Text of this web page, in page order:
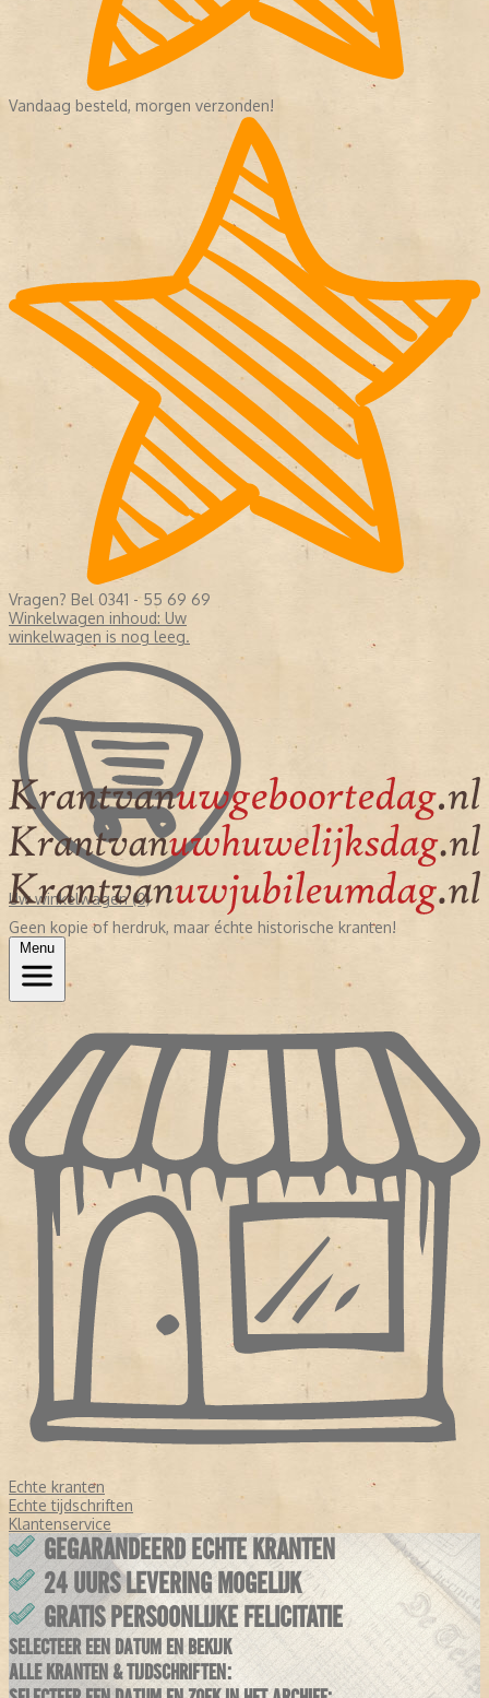
Vandaag besteld, morgen verzonden!
Vragen? Bel 0341 - 55 69 69
Winkelwagen inhoud: Uw
winkelwagen is nog leeg.
Uw winkelwagen (0)
Geen kopie of herdruk, maar échte historische kranten!
Menu
Echte kranten
Echte tijdschriften
Klantenservice
GEGARANDEERD ECHTE KRANTEN
24 UURS LEVERING MOGELIJK
GRATIS PERSOONLIJKE FELICITATIE
SELECTEER EEN DATUM EN BEKIJK
ALLE KRANTEN & TIJDSCHRIFTEN: